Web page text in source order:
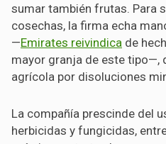
sumar también frutas. Para
cosechas, la firma echa
—Emirates reivindica de
mayor granja de este tipo—,
agrícola por disoluciones
La compañía prescinde del
herbicidas y fungicidas,